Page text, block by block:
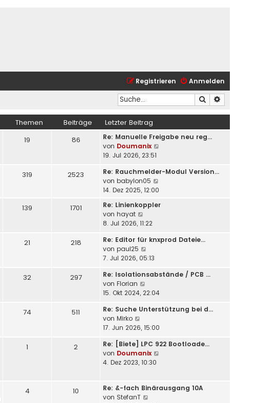
Anmelden
Registrieren
Suche
Themen Beiträge Letzter Beitrag
19 86
Re: Manuelle Freigabe neu reg…
von Doumanix
e
r
i
g
19. Jul 2026, 23:51
319 2523
Re: Rauchmelder-Modul Version…
von babylon05
e
r
i
g
14. Dez 2025, 12:00
139 1701
Re: Linienkoppler
von hayat
e
e
s
t
r
B
e
r
g
8. Jul 2026, 11:22
21 218
Re: Editor für knxprod Dateie…
von paul25
e
e
t
r
e
i
t
r
7. Jul 2026, 05:13
32 297
Re: Isolationsabstände / PCB …
von Florian
e
e
t
r
B
e
t
r
15. Okt 2024, 22:04
74 511
Re: Suche Unterstützung bei d…
von Mirko
e
e
s
t
B
e
17. Jun 2026, 15:00
1 2
Re: [Biete] LPC 922 Bootloade…
von Doumanix
s
4. Dez 2023, 10:30
4 10
Re: &-fach Binärausgang 10A
von StefanT